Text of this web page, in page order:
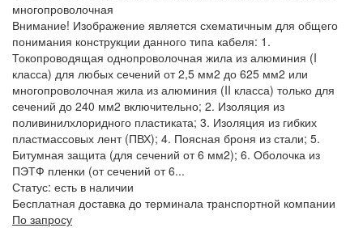
многопроволочная
Внимание! Изображение является схематичным для общего
понимания конструкции данного типа кабеля: 1.
Токопроводящая однопроволочная жила из алюминия (I
класса) для любых сечений от 2,5 мм2 до 625 мм2 или
многопроволочная жила из алюминия (II класса) только для
сечений до 240 мм2 включительно; 2. Изоляция из
поливинилхлоридного пластиката; 3. Изоляция из гибких
пластмассовых лент (ПВХ); 4. Поясная броня из стали; 5.
Битумная защита (для сечений от 6 мм2); 6. Оболочка из
ПЭТФ пленки (от сечений от 6...
Статус: есть в наличии
Бесплатная доставка до терминала транспортной компании
По запросу